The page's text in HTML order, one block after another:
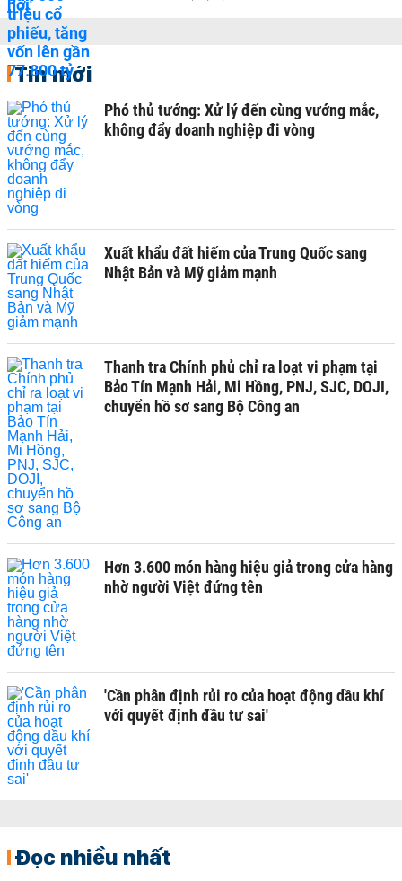
Tin mới
Phó thủ tướng: Xử lý đến cùng vướng mắc,
không đẩy doanh nghiệp đi vòng
Xuất khẩu đất hiếm của Trung Quốc sang
Nhật Bản và Mỹ giảm mạnh
Thanh tra Chính phủ chỉ ra loạt vi phạm tại
Bảo Tín Mạnh Hải, Mi Hồng, PNJ, SJC, DOJI,
chuyển hồ sơ sang Bộ Công an
Hơn 3.600 món hàng hiệu giả trong cửa hàng
nhờ người Việt đứng tên
'Cần phân định rủi ro của hoạt động dầu khí
với quyết định đầu tư sai'
Đọc nhiều nhất